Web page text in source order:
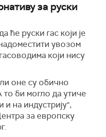
за руски
ће руски гас који је
увозом
који нису
оне су обично
то би могло да утиче
на индустрију",
за европску